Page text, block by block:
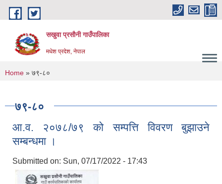
Skip to main content
सखुवा प्रसौनी गाउँपालिका
मधेश प्रदेश, नेपाल
You are here
Home » ७९-८०
७९-८०
आ.व. २०७८/७९ को सम्पत्ति विवरण बुझाउने
सम्बन्धमा ।
Submitted on: Sun, 07/17/2022 - 17:43